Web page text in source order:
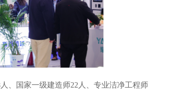
、国家一级建造师22人、专业洁净工程师